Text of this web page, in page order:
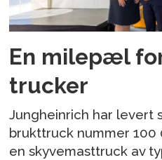
En milepæl
trucker
Jungheinrich har levert
brukttruck nummer 100
en skyvemasttruck av